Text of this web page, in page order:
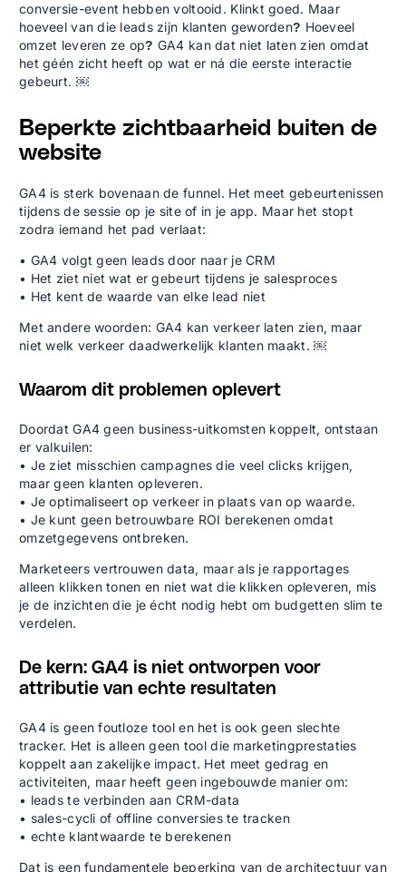
conversie-event hebben voltooid. Klinkt goed. Maar
hoeveel van die leads zijn klanten geworden? Hoeveel
omzet leveren ze op? GA4 kan dat niet laten zien omdat
het géén zicht heeft op wat er ná die eerste interactie
gebeurt. ￼
Beperkte zichtbaarheid buiten de
website
GA4 is sterk bovenaan de funnel. Het meet gebeurtenissen
tijdens de sessie op je site of in je app. Maar het stopt
zodra iemand het pad verlaat:
• GA4 volgt geen leads door naar je CRM
• Het ziet niet wat er gebeurt tijdens je salesproces
• Het kent de waarde van elke lead niet
Met andere woorden: GA4 kan verkeer laten zien, maar
niet welk verkeer daadwerkelijk klanten maakt. ￼
Waarom dit problemen oplevert
Doordat GA4 geen business-uitkomsten koppelt, ontstaan
er valkuilen:
• Je ziet misschien campagnes die veel clicks krijgen,
maar geen klanten opleveren.
• Je optimaliseert op verkeer in plaats van op waarde.
• Je kunt geen betrouwbare ROI berekenen omdat
omzetgegevens ontbreken.
Marketeers vertrouwen data, maar als je rapportages
alleen klikken tonen en niet wat die klikken opleveren, mis
je de inzichten die je écht nodig hebt om budgetten slim te
verdelen.
De kern: GA4 is niet ontworpen voor
attributie van echte resultaten
GA4 is geen foutloze tool en het is ook geen slechte
tracker. Het is alleen geen tool die marketingprestaties
koppelt aan zakelijke impact. Het meet gedrag en
activiteiten, maar heeft geen ingebouwde manier om:
• leads te verbinden aan CRM-data
• sales-cycli of offline conversies te tracken
• echte klantwaarde te berekenen
Dat is een fundamentele beperking van de architectuur van